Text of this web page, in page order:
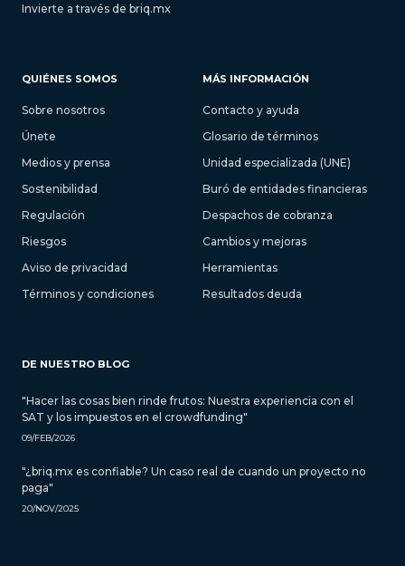
Invierte a través de briq.mx
QUIÉNES SOMOS
Sobre nosotros
Únete
Medios y prensa
Sostenibilidad
Regulación
Riesgos
Aviso de privacidad
Términos y condiciones
MÁS INFORMACIÓN
Contacto y ayuda
Glosario de términos
Unidad especializada (UNE)
Buró de entidades financieras
Despachos de cobranza
Cambios y mejoras
Herramientas
Resultados deuda
DE NUESTRO BLOG
"Hacer las cosas bien rinde frutos: Nuestra experiencia con el
SAT y los impuestos en el crowdfunding"
09/FEB/2026
"¿briq.mx es confiable? Un caso real de cuando un proyecto no
paga"
20/NOV/2025